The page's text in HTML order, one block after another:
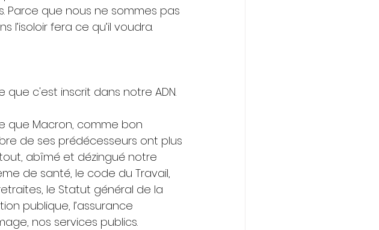
Parce que nous ne sommes pas
fera ce qu’il voudra.
que c'est inscrit dans notre ADN.
que Macron, comme bon
de ses prédécesseurs ont plus
abîmé et dézingué notre
de santé, le code du Travail,
le Statut général de la
publique, l’assurance
nos services publics.